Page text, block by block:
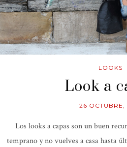
LOOKS
Look a
26 OCTUBRE,
Los looks a capas son un buen
temprano y no vuelves a casa hasta